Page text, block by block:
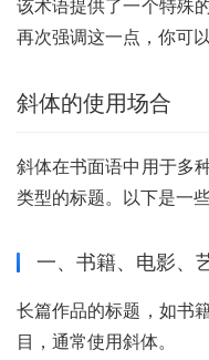
该术语提供了一个特殊
再次强调这一点，你可
斜体的使用场合
斜体在书面语中用于多
类型的标题。以下是一
一、书籍、电影、
长篇作品的标题，如书
目，通常使用斜体。